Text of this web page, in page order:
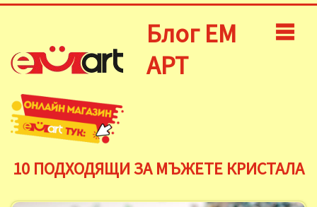
Блог ЕМ
АРТ
10 ПОДХОДЯЩИ ЗА МЪЖЕТЕ КРИСТАЛА